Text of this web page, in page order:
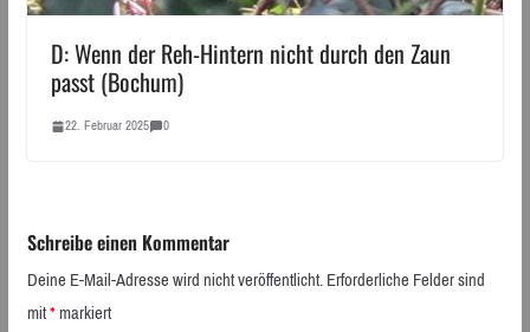
D: Wenn der Reh-Hintern nicht durch den Zaun
passt (Bochum)
22. Februar 2025 0
Schreibe einen Kommentar
Deine E-Mail-Adresse wird nicht veröffentlicht.Erforderliche Felder sind
mit*markiert